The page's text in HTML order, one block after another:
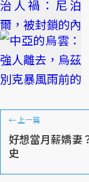
←上一篇
好想當月薪嬌妻
史